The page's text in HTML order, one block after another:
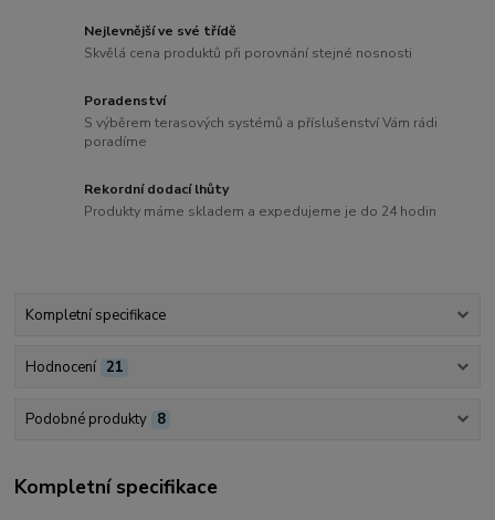
Nejlevnější ve své třídě
Skvělá cena produktů při porovnání stejné nosnosti
Poradenství
S výběrem terasových systémů a příslušenství Vám rádi
poradíme
Rekordní dodací lhůty
Produkty máme skladem a expedujeme je do 24 hodin
Kompletní specifikace
Hodnocení 21
Podobné produkty 8
Kompletní specifikace